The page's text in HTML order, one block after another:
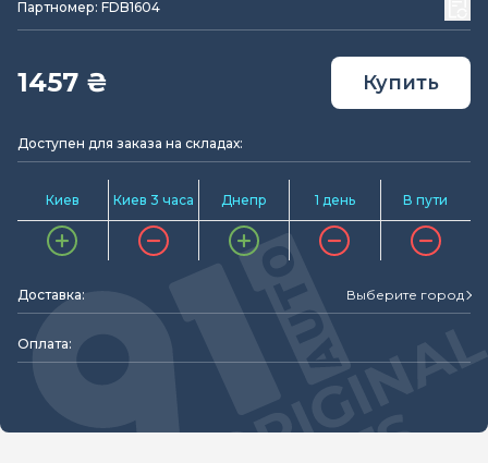
Партномер: FDB1604
1457 ₴ Купить
Доступен для заказа на складах:
Киев Киев 3 часа Днепр 1 день В пути
Доставка: Выберите город
Оплата: